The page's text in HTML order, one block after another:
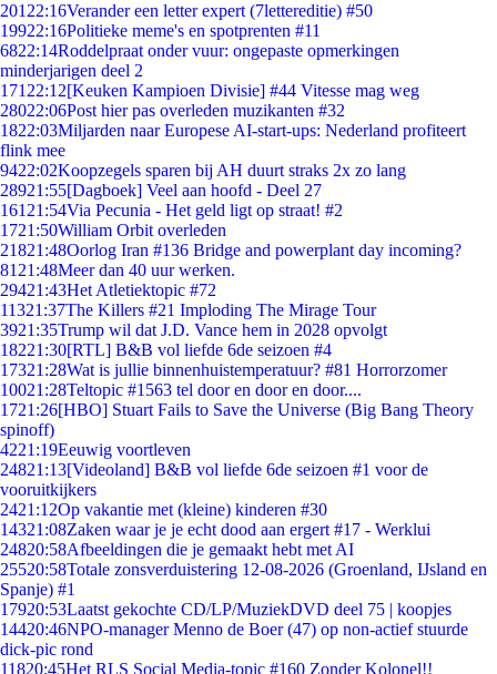
201 22:16Verander een letter expert (7lettereditie) #50
19922:16Politieke meme's en spotprenten #11
6822:14Roddelpraat onder vuur: ongepaste opmerkingen
minderjarigen deel 2
171 22:12[Keuken Kampioen Divisie] #44 Vitesse mag weg
28022:06Post hier pas overleden muzikanten #32
1822:03Miljarden naar Europese AI-start-ups: Nederland profiteert
flink mee
9422:02Koopzegels sparen bij AH duurt straks 2x zo lang
28921:55[Dagboek] Veel aan hoofd - Deel 27
161 21:54Via Pecunia - Het geld ligt op straat! #2
1721:50William Orbit overleden
21821:48Oorlog Iran #136 Bridge and powerplant day incoming?
81 21:48Meer dan 40 uur werken.
29421:43Het Atletiektopic #72
11321:37The Killers #21 Imploding The Mirage Tour
3921:35Trump wil dat J.D. Vance hem in 2028 opvolgt
18221:30[RTL] B&B vol liefde 6de seizoen #4
17321:28Wat is jullie binnenhuistemperatuur? #81 Horrorzomer
10021:28Teltopic #1563 tel door en door en door....
1721:26[HBO] Stuart Fails to Save the Universe (Big Bang Theory
spinoff)
4221:19Eeuwig voortleven
24821:13[Videoland] B&B vol liefde 6de seizoen #1 voor de
vooruitkijkers
2421:12Op vakantie met (kleine) kinderen #30
14321:08Zaken waar je je echt dood aan ergert #17 - Werklui
24820:58Afbeeldingen die je gemaakt hebt met AI
25520:58Totale zonsverduistering 12-08-2026 (Groenland, IJsland en
Spanje) #1
17920:53Laatst gekochte CD/LP/MuziekDVD deel 75 | koopjes
14420:46NPO-manager Menno de Boer (47) op non-actief stuurde
dick-pic rond
11820:45Het RLS Social Media-topic #160 Zonder Kolonel!!